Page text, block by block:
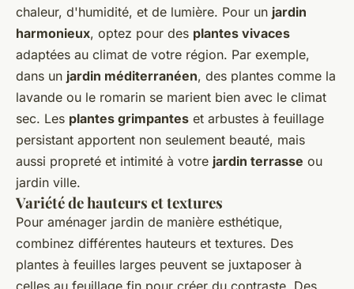
chaleur, d'humidité, et de lumière. Pour un jardin
harmonieux, optez pour des plantes vivaces
adaptées au climat de votre région. Par exemple,
dans un jardin méditerranéen, des plantes comme la
lavande ou le romarin se marient bien avec le climat
sec. Les plantes grimpantes et arbustes à feuillage
persistant apportent non seulement beauté, mais
aussi propreté et intimité à votre jardin terrasse ou
jardin ville.
Variété de hauteurs et textures
Pour aménager jardin de manière esthétique,
combinez différentes hauteurs et textures. Des
plantes à feuilles larges peuvent se juxtaposer à